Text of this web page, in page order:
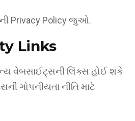
ની Privacy Policy જુઓ.
Links
વેબસાઈટ્સની લિંક્સ હોઈ શકે
ગોપનીયતા નીતિ માટે